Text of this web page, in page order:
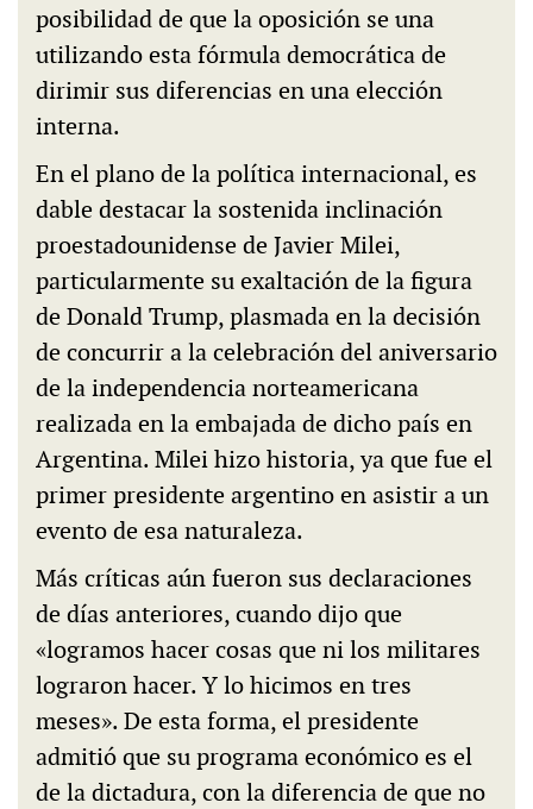
posibilidad de que la oposición se una
utilizando esta fórmula democrática de
dirimir sus diferencias en una elección
interna.
En el plano de la política internacional, es
dable destacar la sostenida inclinación
proestadounidense de Javier Milei,
particularmente su exaltación de la figura
de Donald Trump, plasmada en la decisión
de concurrir a la celebración del aniversario
de la independencia norteamericana
realizada en la embajada de dicho país en
Argentina. Milei hizo historia, ya que fue el
primer presidente argentino en asistir a un
evento de esa naturaleza.
Más críticas aún fueron sus declaraciones
de días anteriores, cuando dijo que
«logramos hacer cosas que ni los militares
lograron hacer. Y lo hicimos en tres
meses». De esta forma, el presidente
admitió que su programa económico es el
de la dictadura, con la diferencia de que no